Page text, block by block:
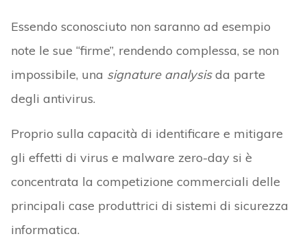
Essendo sconosciuto non saranno ad esempio
note le sue “firme”, rendendo complessa, se non
impossibile, una signature analysisda parte
degli antivirus.
Proprio sulla capacità di identificare e mitigare
gli effetti di virus e malware zero-day si è
concentrata la competizione commerciali delle
principali case produttrici di sistemi di sicurezza
informatica.